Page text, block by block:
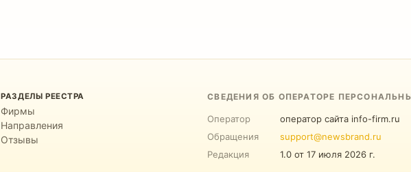
РАЗДЕЛЫ РЕЕСТРА
Фирмы
Направления
Отзывы
СВЕДЕНИЯ ОБ ОПЕРАТОРЕ
Оператор
оператор сайта info-firm.ru
Обращения
support@newsbrand.ru
Редакция
1.0 от17 июля 2026 г.